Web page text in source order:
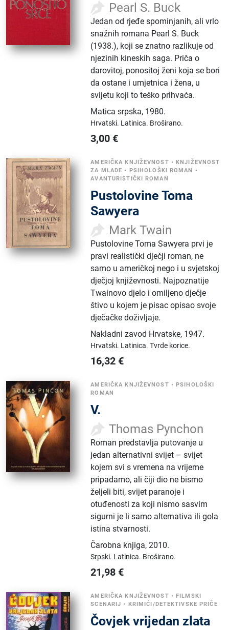
Pearl S. Buck
Jedan od rjeđe spominjanih, ali vrlo
snažnih romana Pearl S. Buck
(1938.), koji se znatno razlikuje od
njezinih kineskih saga. Priča o
darovitoj, ponositoj ženi koja se bori
da ostane i umjetnica i žena, u
svijetu koji to teško prihvaća.
Matica srpska, 1980.
Hrvatski. Latinica. Broširano.
3,00 €
AMERIČKA KNJIŽEVNOST • KNJIŽEVNOST
ZA MLADE • PSIHOLOŠKI ROMAN
•
AVANTURISTIČKI ROMAN
Pustolovine Toma
Sawyera
Mark Twain
Pustolovine Toma Sawyera prvi je
pravi realistički dječji roman, ne
samo u američkoj nego i u svjetskoj
dječjoj književnosti. Najpoznatije
Twainovo djelo i omiljeno dječje
štivo u kojem je pisac opisao svoje
dječačke doživljaje.
Nakladni zavod Hrvatske, 1947.
Hrvatski. Latinica.Tvrde korice.
16,32 €
AMERIČKA KNJIŽEVNOST • PSIHOLOŠKI
ROMAN
V.
Thomas Pynchon
Roman predstavlja putovanje u
jedan alternativni svijet – svijet
kojem svi s vremena na vrijeme
pripadamo, ali čiji dio ne bismo
željeli biti, svijet paranoje i
otuđenosti za koji nismo sasvim
sigurni je li samo alternativa ili gola
istina stvarnosti.
Čarobna knjiga,2010.
Srpski. Latinica. Broširano.
21,98 €
AMERIČKA KNJIŽEVNOST • FILMSKI
SCENARIJ • KRIMIĆI/DETEKTIVSKE PRIČE
Čovjek vrijedan zlata